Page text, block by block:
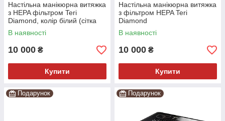
Настільна манікюрна витяжка
з HEPA фільтром Teri
Diamond, колір білий (сітка
біла)
В наявності
10 000 ₴
Купити
Настільна манікюрна витяжка
з фільтром HEPA Teri
Diamond
В наявності
10 000 ₴
Купити
Подарунок Подарунок